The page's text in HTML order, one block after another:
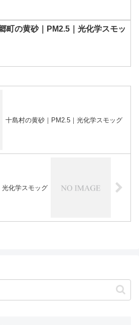
町の黄砂｜PM2.5｜光化学スモッ
十島村の黄砂｜PM2.5｜光化学スモッグ
化学スモッグ